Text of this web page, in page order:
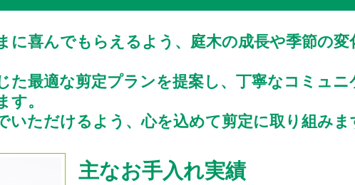
に喜んでもらえるよう、庭木の成長や季節の変
た最適な剪定プランを提案し、丁寧なコミュニ
す。
いただけるよう、心を込めて剪定に取り組みま
主なお手入れ実績